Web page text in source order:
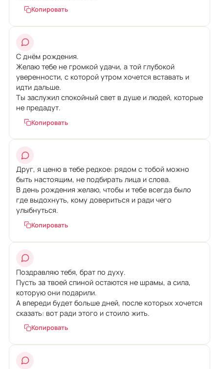
Копировать
С днём рождения.
Желаю тебе не громкой удачи, а той глубокой
уверенности, с которой утром хочется вставать и
идти дальше.
Ты заслужил спокойный свет в душе и людей, которые
не предадут.
Копировать
Друг, я ценю в тебе редкое: рядом с тобой можно
быть настоящим, не подбирать лица и слова.
В день рождения желаю, чтобы и тебе всегда было
где выдохнуть, кому довериться и ради чего
улыбнуться.
Копировать
Поздравляю тебя, брат по духу.
Пусть за твоей спиной остаются не шрамы, а сила,
которую они подарили.
А впереди будет больше дней, после которых хочется
сказать: вот ради этого и стоило жить.
Копировать